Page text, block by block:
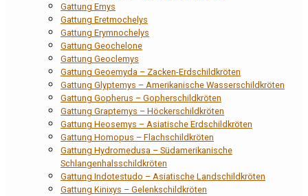
Gattung Emys
Gattung Eretmochelys
Gattung Erymnochelys
Gattung Geochelone
Gattung Geoclemys
Gattung Geoemyda – Zacken-Erdschildkröten
Gattung Glyptemys – Amerikanische Wasserschildkröten
Gattung Gopherus – Gopherschildkröten
Gattung Graptemys – Höckerschildkröten
Gattung Heosemys – Asiatische Erdschildkröten
Gattung Homopus – Flachschildkröten
Gattung Hydromedusa – Südamerikanische
Schlangenhalsschildkröten
Gattung Indotestudo – Asiatische Landschildkröten
Gattung Kinixys – Gelenkschildkröten